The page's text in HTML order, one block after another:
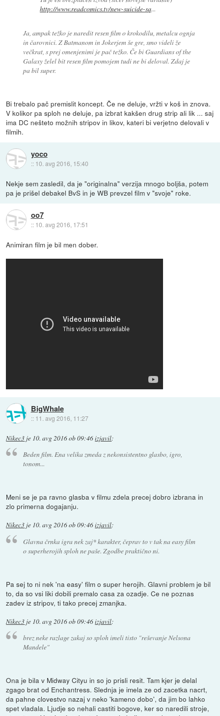
http://www.readcomics.tv/new-suicide-sq...
Ja, ampak težko je naredit resen film o krokodilu, metalcu ognja
in čarovnici. Z Batmanom in Jokerjem še gre, smo videli že
večkrat, s prej omenjenimi je pač težko. Če bi Guardians of the
Galaxy želel bit resen film pomojem tudi ne bi deloval. Zdaj je
pa bil super.
Bi trebalo pač premislit koncept. Če ne deluje, vržti v koš in znova.
V kolikor pa sploh ne deluje, pa izbrat kakšen drug strip ali lik ... saj
ima DC nešteto možnih stripov in likov, kateri bi verjetno delovali v
filmih.
yoco
:: 10. avg 2016, 15:40
Nekje sem zasledil, da je "originalna" verzija mnogo boljša, potem
pa je prišel debakel BvS in je WB prevzel film v "svoje" roke.
oo7
:: 10. avg 2016, 17:51
Animiran film je bil men dober.
BigWhale
:: 11. avg 2016, 11:27
Nikec3 je 10. avg 2016 ob 09:46izjavil:
Beden film. Ena velika zmeda z nekonsistentno glasbo, igro,
tonom...
Meni se je pa ravno glasba v filmu zdela precej dobro izbrana in
zlo primerna dogajanju.
Nikec3 je 10. avg 2016 ob 09:46izjavil:
Glavna črnka igra nek zaj* karakter, čeprav to v tak na easy film
o superherojih sploh ne paše. Zgodbe praktično ni.
Pa sej to ni nek 'na easy' film o super herojih. Glavni problem je bil
to, da so vsi liki dobili premalo casa za ozadje. Ce ne poznas
zadev iz stripov, ti tako precej zmanjka.
Nikec3 je 10. avg 2016 ob 09:46izjavil:
brez neke razlage zakaj so sploh imeli tisto "reševanje Nelsona
Mandele"
Ona je bila v Midway Cityu in so jo prisli resit. Tam kjer je delal
zgago brat od Enchantress. Slednja je imela ze od zacetka nacrt,
da pahne clovestvo nazaj v neko 'kameno dobo', da jim bo lahko
spet vladala. Ljudje so nehali castiti bogove, ker so naredili stroje,